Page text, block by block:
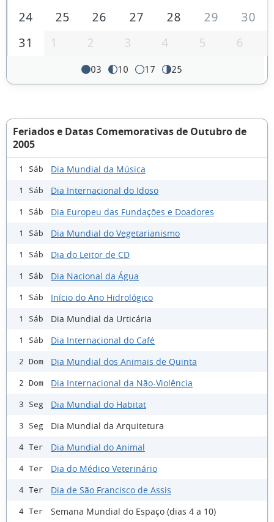
24
25 26 27 28 29
30
31
1 2 3 4 5 6
03 10 17 25
Feriados e Datas Comemorativas de Outubro de
2005
1 Sáb Dia Mundial da Música
1 Sáb Dia Internacional do Idoso
1 Sáb Dia Europeu das Fundações e Doadores
1 Sáb Dia Mundial do Vegetarianismo
1 Sáb Dia do Leitor de CD
1 Sáb Dia Nacional da Água
1 Sáb Início do Ano Hidrológico
1 Sáb Dia Mundial da Urticária
1 Sáb Dia Internacional do Café
2 Dom Dia Mundial dos Animais de Quinta
2 Dom Dia Internacional da Não-Violência
3 Seg Dia Mundial do Habitat
3 Seg Dia Mundial da Arquitetura
4 Ter Dia Mundial do Animal
4 Ter Dia do Médico Veterinário
4 Ter Dia de São Francisco de Assis
4 Ter Semana Mundial do Espaço (dias 4 a 10)